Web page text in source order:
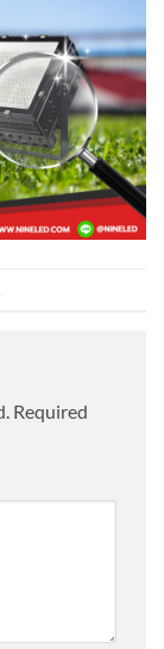
Required